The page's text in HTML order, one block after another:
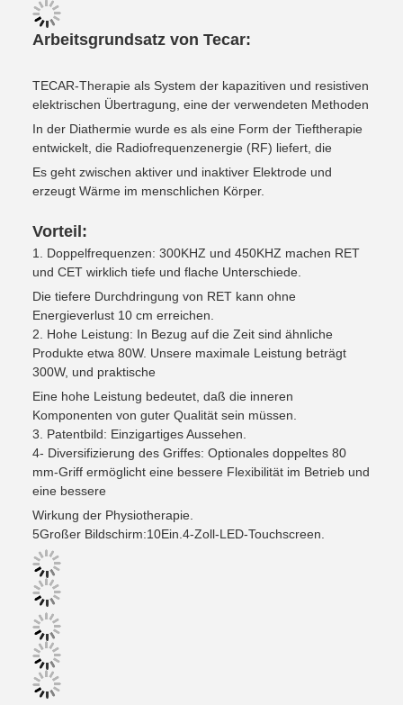
Arbeitsgrundsatz von Tecar:
TECAR-Therapie als System der kapazitiven und resistiven
elektrischen Übertragung, eine der verwendeten Methoden
In der Diathermie wurde es als eine Form der Tieftherapie
entwickelt, die Radiofrequenzenergie (RF) liefert, die
Es geht zwischen aktiver und inaktiver Elektrode und
erzeugt Wärme im menschlichen Körper.
Vorteil:
1. Doppelfrequenzen: 300KHZ und 450KHZ machen RET
und CET wirklich tiefe und flache Unterschiede.
Die tiefere Durchdringung von RET kann ohne
Energieverlust 10 cm erreichen.
2. Hohe Leistung: In Bezug auf die Zeit sind ähnliche
Produkte etwa 80W. Unsere maximale Leistung beträgt
300W, und praktische
Eine hohe Leistung bedeutet, daß die inneren
Komponenten von guter Qualität sein müssen.
3. Patentbild: Einzigartiges Aussehen.
4- Diversifizierung des Griffes: Optionales doppeltes 80
mm-Griff ermöglicht eine bessere Flexibilität im Betrieb und
eine bessere
Wirkung der Physiotherapie.
5Großer Bildschirm:10Ein.4-Zoll-LED-Touchscreen.